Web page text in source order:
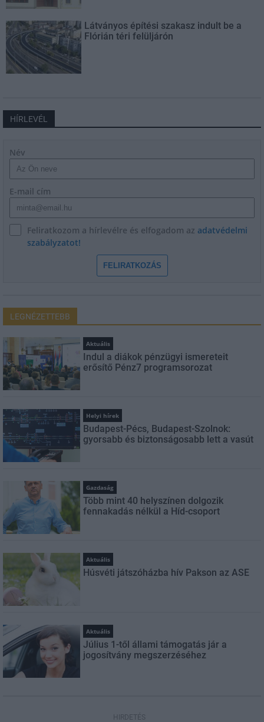
Látványos építési szakasz indult be a
Flórián téri felüljárón
HÍRLEVÉL
Név
E-mail cím
Feliratkozom a hírlevélre és elfogadom az adatvédelmi
szabályzatot!
FELIRATKOZÁS
LEGNÉZETTEBB
Aktuális
Indul a diákok pénzügyi ismereteit
erősítő Pénz7 programsorozat
Helyi hírek
Budapest-Pécs, Budapest-Szolnok:
gyorsabb és biztonságosabb lett a vasút
Gazdaság
Több mint 40 helyszínen dolgozik
fennakadás nélkül a Híd-csoport
Aktuális
Húsvéti játszóházba hív Pakson az ASE
Aktuális
Július 1-től állami támogatás jár a
jogosítvány megszerzéséhez
HIRDETÉS